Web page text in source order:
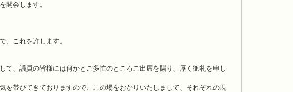
開会します。
これを許します。
、議員の皆様には何かとご多忙のところご出席を賜り、厚く御礼を申し
帯びてきておりますので、この場をおかりいたしまして、それぞれの現